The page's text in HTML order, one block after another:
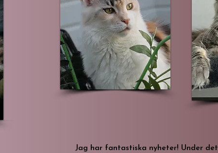
Jag har fantastiska nyheter! Under det